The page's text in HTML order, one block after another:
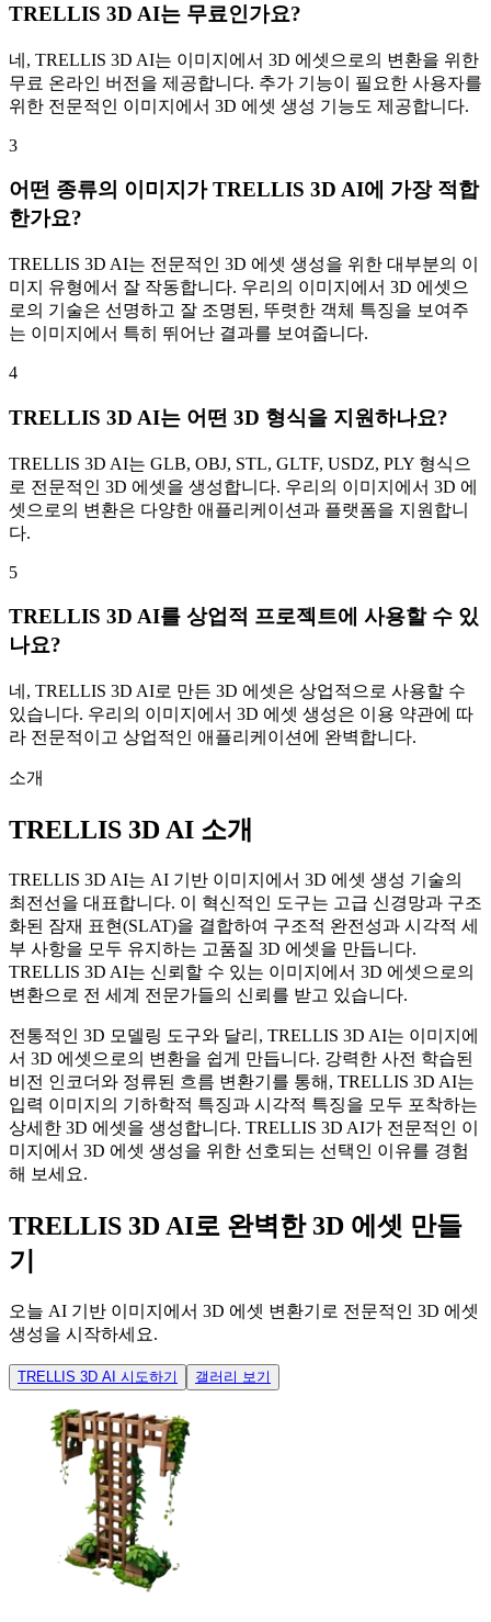
TRELLIS 3D AI는 무료인가요?
네, TRELLIS 3D AI는 이미지에서 3D 에셋으로의 변환을 위한
무료 온라인 버전을 제공합니다. 추가 기능이 필요한 사용자를
위한 전문적인 이미지에서 3D 에셋 생성 기능도 제공합니다.
3
어떤 종류의 이미지가 TRELLIS 3D AI에 가장 적합
한가요?
TRELLIS 3D AI는 전문적인 3D 에셋 생성을 위한 대부분의 이
미지 유형에서 잘 작동합니다. 우리의 이미지에서 3D 에셋으
로의 기술은 선명하고 잘 조명된, 뚜렷한 객체 특징을 보여주
는 이미지에서 특히 뛰어난 결과를 보여줍니다.
4
TRELLIS 3D AI는 어떤 3D 형식을 지원하나요?
TRELLIS 3D AI는 GLB, OBJ, STL, GLTF, USDZ, PLY 형식으
로 전문적인 3D 에셋을 생성합니다. 우리의 이미지에서 3D 에
셋으로의 변환은 다양한 애플리케이션과 플랫폼을 지원합니
다.
5
TRELLIS 3D AI를 상업적 프로젝트에 사용할 수 있
나요?
네, TRELLIS 3D AI로 만든 3D 에셋은 상업적으로 사용할 수
있습니다. 우리의 이미지에서 3D 에셋 생성은 이용 약관에 따
라 전문적이고 상업적인 애플리케이션에 완벽합니다.
소개
TRELLIS 3D AI 소개
TRELLIS 3D AI는 AI 기반 이미지에서 3D 에셋 생성 기술의
최전선을 대표합니다. 이 혁신적인 도구는 고급 신경망과 구조
화된 잠재 표현(SLAT)을 결합하여 구조적 완전성과 시각적 세
부 사항을 모두 유지하는 고품질 3D 에셋을 만듭니다.
TRELLIS 3D AI는 신뢰할 수 있는 이미지에서 3D 에셋으로의
변환으로 전 세계 전문가들의 신뢰를 받고 있습니다.
전통적인 3D 모델링 도구와 달리, TRELLIS 3D AI는 이미지에
서 3D 에셋으로의 변환을 쉽게 만듭니다. 강력한 사전 학습된
비전 인코더와 정류된 흐름 변환기를 통해, TRELLIS 3D AI는
입력 이미지의 기하학적 특징과 시각적 특징을 모두 포착하는
상세한 3D 에셋을 생성합니다. TRELLIS 3D AI가 전문적인 이
미지에서 3D 에셋 생성을 위한 선호되는 선택인 이유를 경험
해 보세요.
TRELLIS 3D AI로 완벽한 3D 에셋 만들
기
오늘 AI 기반 이미지에서 3D 에셋 변환기로 전문적인 3D 에셋
생성을 시작하세요.
TRELLIS 3D AI 시도하기 갤러리 보기